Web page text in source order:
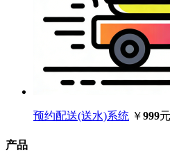
预约配送(送水)系统 ￥999元
产品